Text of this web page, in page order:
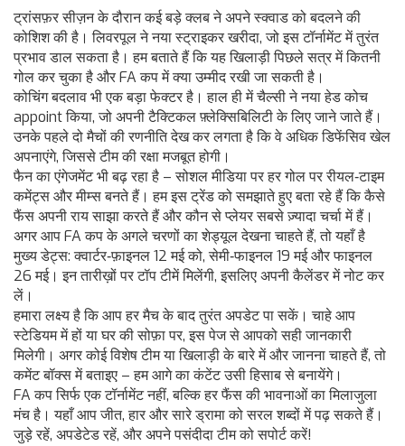
ट्रांसफ़र सीज़न के दौरान कई बड़े क्लब ने अपने स्क्वाड को बदलने की
कोशिश की है। लिवरपूल ने नया स्ट्राइकर खरीदा, जो इस टॉर्नामेंट में तुरंत
प्रभाव डाल सकता है। हम बताते हैं कि यह खिलाड़ी पिछले सत्र में कितनी
गोल कर चुका है और FA कप में क्या उम्मीद रखी जा सकती है।
कोचिंग बदलाव भी एक बड़ा फेक्टर है। हाल ही में चैल्सी ने नया हेड कोच
appoint किया, जो अपनी टैक्टिकल फ़्लेक्सिबिलिटी के लिए जाने जाते हैं।
उनके पहले दो मैचों की रणनीति देख कर लगता है कि वे अधिक डिफेंसिव खेल
अपनाएंगे, जिससे टीम की रक्षा मजबूत होगी।
फैन का एंगेजमेंट भी बढ़ रहा है – सोशल मीडिया पर हर गोल पर रीयल‑टाइम
कमेंट्स और मीम्स बनते हैं। हम इस ट्रेंड को समझाते हुए बता रहे हैं कि कैसे
फैंस अपनी राय साझा करते हैं और कौन से प्लेयर सबसे ज़्यादा चर्चा में हैं।
अगर आप FA कप के अगले चरणों का शेड्यूल देखना चाहते हैं, तो यहाँ है
मुख्य डेट्स: क्वार्टर‑फ़ाइनल 12 मई को, सेमी‑फाइनल 19 मई और फाइनल
26 मई। इन तारीख़ों पर टॉप टीमें मिलेंगी, इसलिए अपनी कैलेंडर में नोट कर
लें।
हमारा लक्ष्य है कि आप हर मैच के बाद तुरंत अपडेट पा सकें। चाहे आप
स्टेडियम में हों या घर की सोफ़ा पर, इस पेज से आपको सही जानकारी
मिलेगी। अगर कोई विशेष टीम या खिलाड़ी के बारे में और जानना चाहते हैं, तो
कमेंट बॉक्स में बताइए – हम आगे का कंटेंट उसी हिसाब से बनायेंगे।
FA कप सिर्फ एक टॉर्नामेंट नहीं, बल्कि हर फैंस की भावनाओं का मिलाजुला
मंच है। यहाँ आप जीत, हार और सारे ड्रामा को सरल शब्दों में पढ़ सकते हैं।
जुड़े रहें, अपडेटेड रहें, और अपने पसंदीदा टीम को सपोर्ट करें!